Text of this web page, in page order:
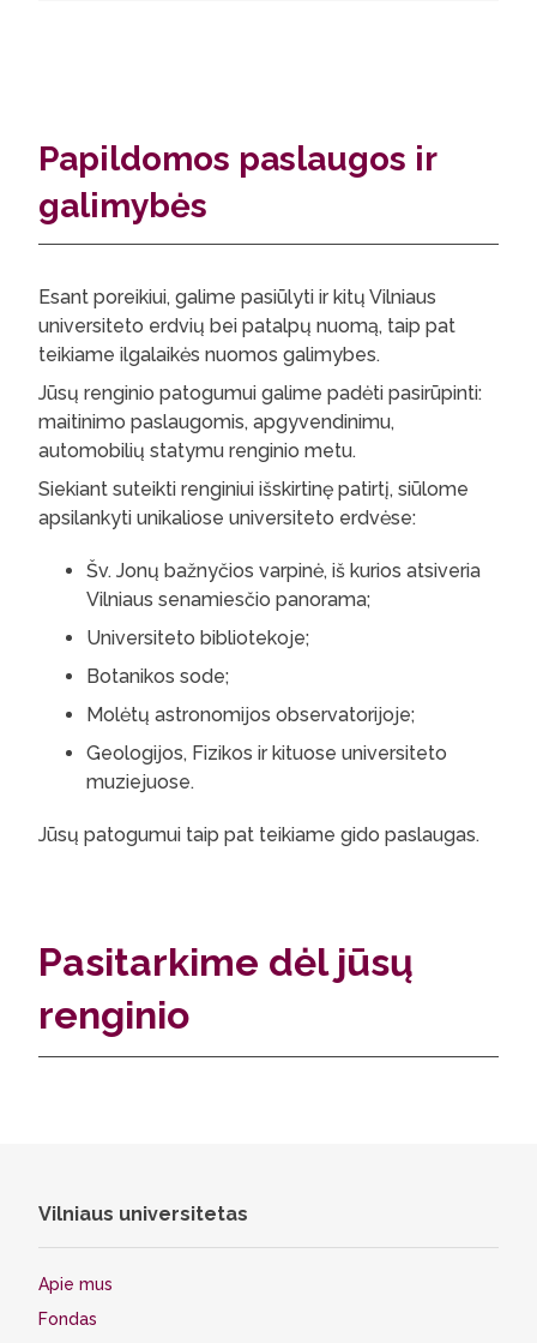
Papildomos paslaugos ir
galimybės
Esant poreikiui, galime pasiūlyti ir kitų Vilniaus
universiteto erdvių bei patalpų nuomą, taip pat
teikiame ilgalaikės nuomos galimybes.
Jūsų renginio patogumui galime padėti pasirūpinti:
maitinimo paslaugomis, apgyvendinimu,
automobilių statymu renginio metu.
Siekiant suteikti renginiui išskirtinę patirtį, siūlome
apsilankyti unikaliose universiteto erdvėse:
Šv. Jonų bažnyčios varpinė, iš kurios atsiveria
Vilniaus senamiesčio panorama;
Universiteto bibliotekoje;
Botanikos sode;
Molėtų astronomijos observatorijoje;
Geologijos, Fizikos ir kituose universiteto
muziejuose.
Jūsų patogumui taip pat teikiame gido paslaugas.
Pasitarkime dėl jūsų
renginio
Vilniaus universitetas
Apie mus
Fondas